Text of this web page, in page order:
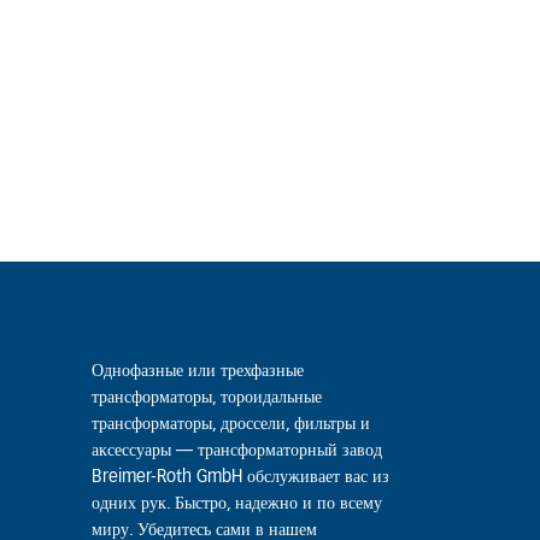
Однофазные или трехфазные
трансформаторы, тороидальные
трансформаторы, дроссели, фильтры и
аксессуары — трансформаторный завод
Breimer-Roth GmbH обслуживает вас из
одних рук. Быстро, надежно и по всему
миру. Убедитесь сами в нашем